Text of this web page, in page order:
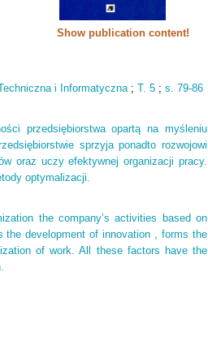
Show publication content!
i Informatyczna;T. 5 ;s. 79-86
przedsiębiorstwa opartą na myśleniu
sprzyja ponadto rozwojowi
oraz uczy efektywnej organizacji pracy.
optymalizacji.
the company’s activities based on
development of innovation , forms the
of work. All these factors have the